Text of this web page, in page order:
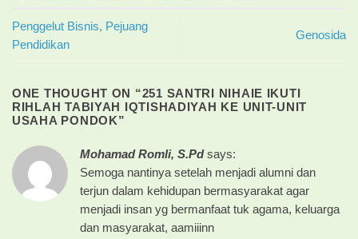
Penggelut Bisnis, Pejuang
Pendidikan
Genosida
ONE THOUGHT ON “251 SANTRI NIHAIE IKUTI
RIHLAH TABIYAH IQTISHADIYAH KE UNIT-UNIT
USAHA PONDOK”
Mohamad Romli, S.Pd says:
Semoga nantinya setelah menjadi alumni dan
terjun dalam kehidupan bermasyarakat agar
menjadi insan yg bermanfaat tuk agama, keluarga
dan masyarakat, aamiiinn